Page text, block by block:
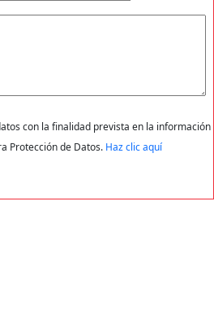
con la finalidad prevista en la información
Protección de Datos. Haz clic aquí